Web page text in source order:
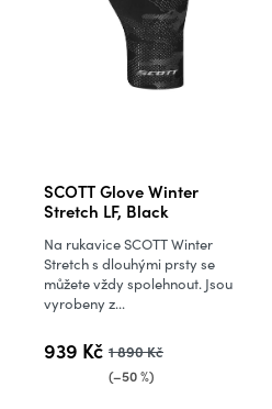
SCOTT Glove Winter
Stretch LF, Black
939 Kč 1 890 Kč
(–50 %)
Na rukavice SCOTT Winter
Stretch s dlouhými prsty se
můžete vždy spolehnout. Jsou
vyrobeny z...